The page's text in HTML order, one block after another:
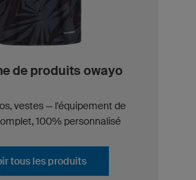
de produits owayo
vestes — l'équipement de
100% personnalisé
tous les produits